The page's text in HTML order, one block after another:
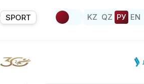
SPORT KZ QZ РУ EN